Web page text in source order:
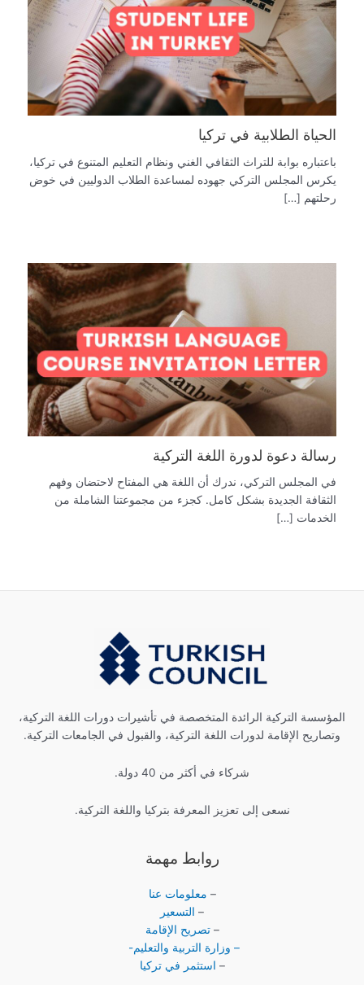
الحياة الطلابية في تركيا
باعتباره بوابة للتراث الثقافي الغني ونظام التعليم المتنوع في تركيا،
يكرس المجلس التركي جهوده لمساعدة الطلاب الدوليين في خوض
رحلتهم […]
رسالة دعوة لدورة اللغة التركية
في المجلس التركي، ندرك أن اللغة هي المفتاح لاحتضان وفهم
الثقافة الجديدة بشكل كامل. كجزء من مجموعتنا الشاملة من
الخدمات […]
المؤسسة التركية الرائدة المتخصصة في تأشيرات دورات اللغة التركية،
وتصاريح الإقامة لدورات اللغة التركية، والقبول في الجامعات التركية.
شركاء في أكثر من 40 دولة.
نسعى إلى تعزيز المعرفة بتركيا واللغة التركية.
روابط مهمة
– معلومات عنا
– التسعير
–تصريح الإقامة
– وزارة التربية والتعليم-
– استثمر في تركيا